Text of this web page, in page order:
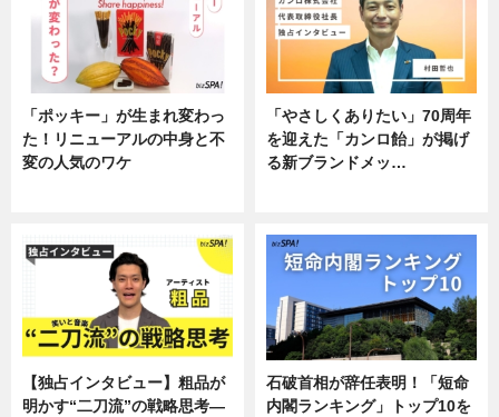
「ポッキー」が生まれ変わっ
た！リニューアルの中身と不
変の人気のワケ
「やさしくありたい」70周年
を迎えた「カンロ飴」が掲げ
る新ブランドメッ…
【独占インタビュー】粗品が
明かす“二刀流”の戦略思考―
石破首相が辞任表明！「短命
内閣ランキング」トップ10を